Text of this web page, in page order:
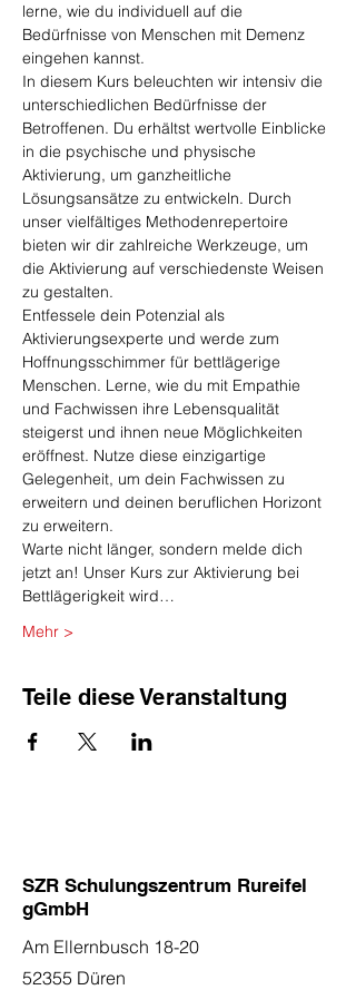
lerne, wie du individuell auf die
Bedürfnisse von Menschen mit Demenz
eingehen kannst.
In diesem Kurs beleuchten wir intensiv die
unterschiedlichen Bedürfnisse der
Betroffenen. Du erhältst wertvolle Einblicke
in die psychische und physische
Aktivierung, um ganzheitliche
Lösungsansätze zu entwickeln. Durch
unser vielfältiges Methodenrepertoire
bieten wir dir zahlreiche Werkzeuge, um
die Aktivierung auf verschiedenste Weisen
zu gestalten.
Entfessele dein Potenzial als
Aktivierungsexperte und werde zum
Hoffnungsschimmer für bettlägerige
Menschen. Lerne, wie du mit Empathie
und Fachwissen ihre Lebensqualität
steigerst und ihnen neue Möglichkeiten
eröffnest. Nutze diese einzigartige
Gelegenheit, um dein Fachwissen zu
erweitern und deinen beruflichen Horizont
zu erweitern.
Warte nicht länger, sondern melde dich
jetzt an! Unser Kurs zur Aktivierung bei
Bettlägerigkeit wird…
Mehr >
Teile diese Veranstaltung
SZR Schulungszentrum Rureifel
gGmbH
Am Ellernbusch 18-20
52355 Düren